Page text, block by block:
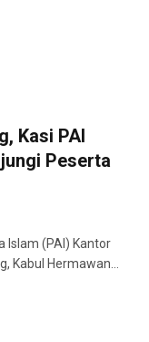
Kasi PAI
Peserta
Islam (PAI) Kantor
Kabul Hermawan…